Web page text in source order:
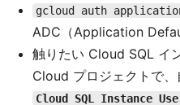
gcloud auth
ADC（Application
触りたい Cloud SQL イ
Cloud プロジェクトで
Cloud SQL Instance